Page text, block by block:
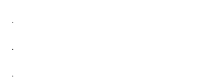
.
.
.